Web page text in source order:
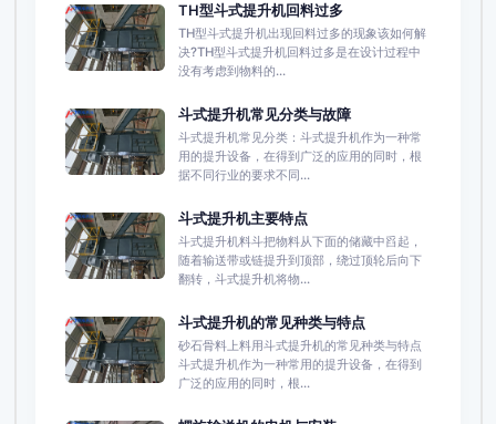
TH型斗式提升机回料过多
TH型斗式提升机出现回料过多的现象该如何解
决?TH型斗式提升机回料过多是在设计过程中
没有考虑到物料的...
斗式提升机常见分类与故障
斗式提升机常见分类：斗式提升机作为一种常
用的提升设备，在得到广泛的应用的同时，根
据不同行业的要求不同...
斗式提升机主要特点
斗式提升机料斗把物料从下面的储藏中舀起，
随着输送带或链提升到顶部，绕过顶轮后向下
翻转，斗式提升机将物...
斗式提升机的常见种类与特点
砂石骨料上料用斗式提升机的常见种类与特点
斗式提升机作为一种常用的提升设备，在得到
广泛的应用的同时，根...